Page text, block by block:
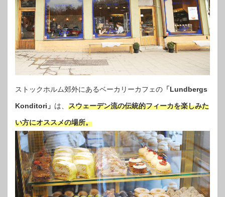
ストックホルム郊外にあるベーカリーカフェの 「Lundbergs
Konditori」 は、 スウェーデン流の伝統的フィーカを楽しみた
い方にオススメの場所。